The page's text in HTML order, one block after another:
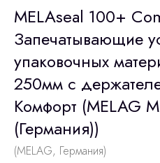
MELAseal 100+
Запечатывающие
упаковочных
250мм с
Комфорт (MELAG
(Германия))
(MELAG, Германия)